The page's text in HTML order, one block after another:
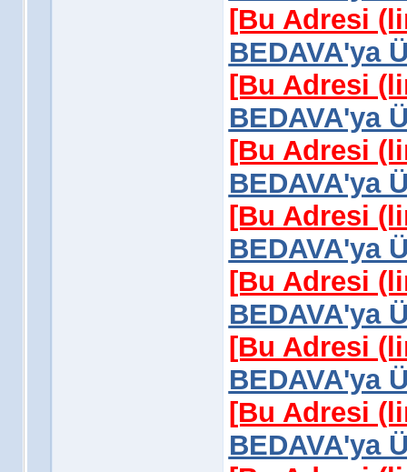
[Bu Adresi
BEDAVA'ya
[Bu Adresi
BEDAVA'ya
[Bu Adresi
BEDAVA'ya
[Bu Adresi
BEDAVA'ya
[Bu Adresi
BEDAVA'ya
[Bu Adresi
BEDAVA'ya
[Bu Adresi
BEDAVA'ya